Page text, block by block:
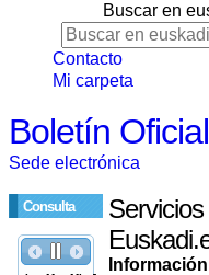
Buscar en
Contacto
Mi carpeta
Boletín
Sede electrónica
Consulta